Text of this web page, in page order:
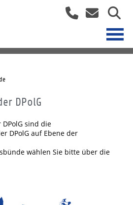
DPolG
sind die
DPolG auf Ebene der
wählen Sie bitte über die